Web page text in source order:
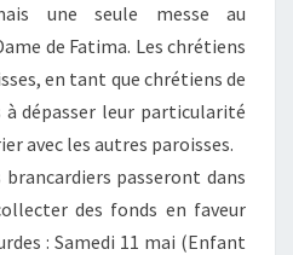
une seule messe au
de Fatima. Les chrétiens
en tant que chrétiens de
à dépasser leur particularité
avec les autres paroisses.
passeront dans
des fonds en faveur
: Samedi 11 mai (Enfant